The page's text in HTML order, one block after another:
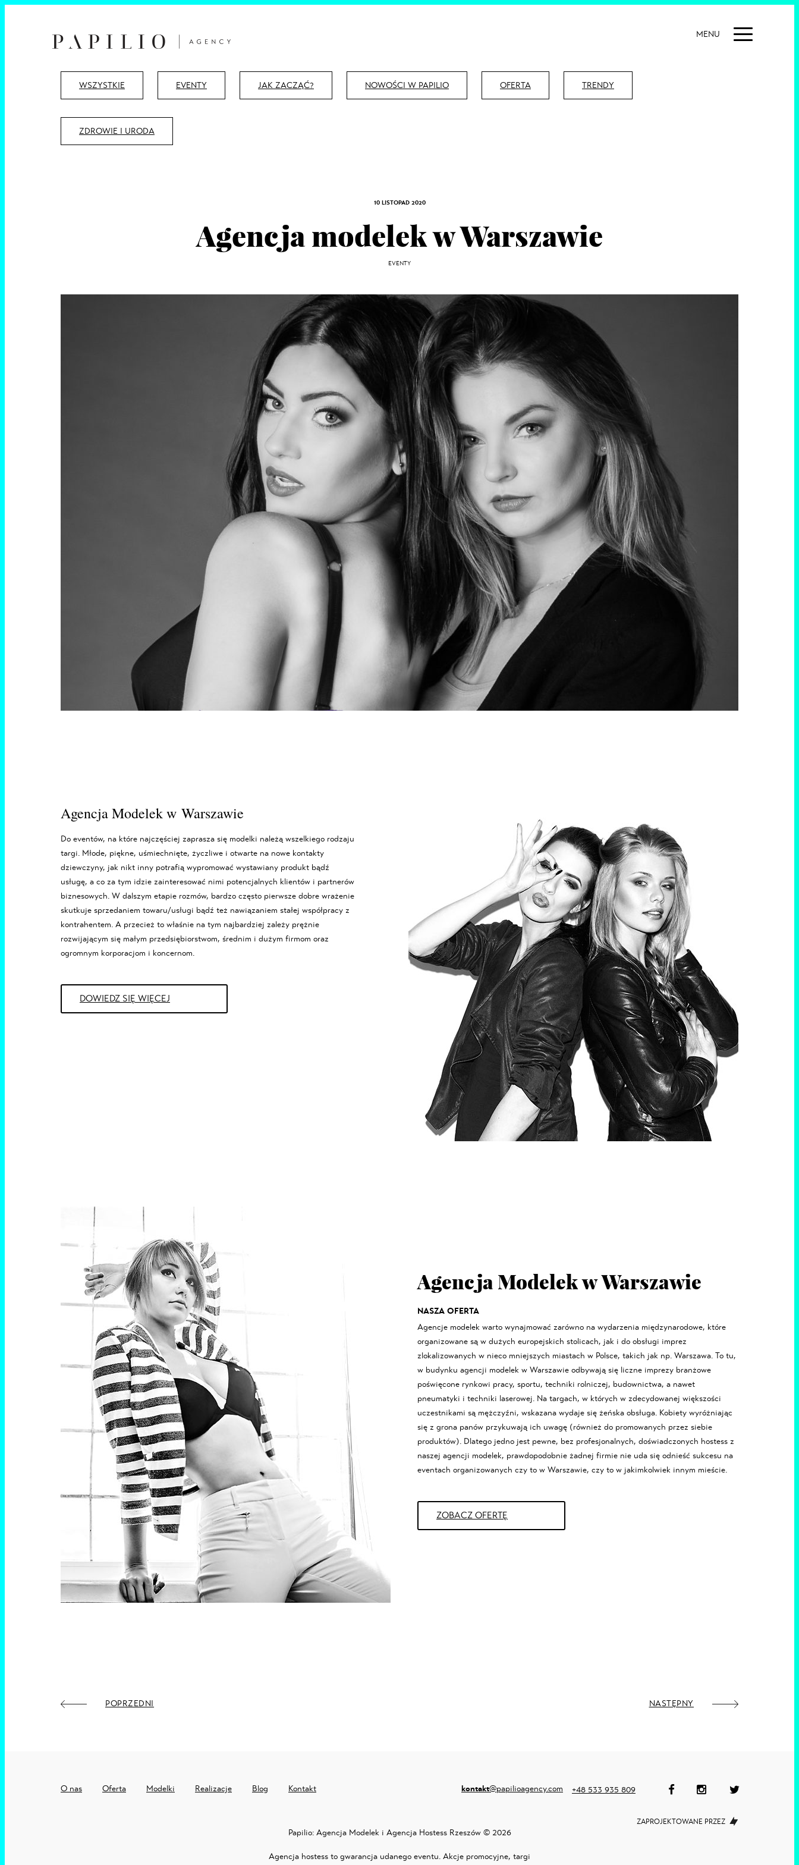
MENU
WSZYSTKIE EVENTY JAK ZACZĄĆ? NOWOŚCI W PAPILIO OFERTA TRENDY
ZDROWIE I URODA
10 LISTOPAD 2020
Agencja modelek w Warszawie
EVENTY
Agencja Modelek w Warszawie
Do eventów, na które najczęściej zaprasza się modelki należą wszelkiego rodzaju
targi. Młode, piękne, uśmiechnięte, życzliwe i otwarte na nowe kontakty
dziewczyny, jak nikt inny potrafią wypromować wystawiany produkt bądź
usługę, a co za tym idzie zainteresować nimi potencjalnych klientów i partnerów
biznesowych. W dalszym etapie rozmów, bardzo często pierwsze dobre wrażenie
skutkuje sprzedaniem towaru/usługi bądź też nawiązaniem stałej współpracy z
kontrahentem. A przecież to właśnie na tym najbardziej zależy prężnie
rozwijającym się małym przedsiębiorstwom, średnim i dużym firmom oraz
ogromnym korporacjom i koncernom.
DOWIEDZ SIĘ WIĘCEJ
Agencja Modelek w Warszawie
NASZA OFERTA
Agencje modelek warto wynajmować zarówno na wydarzenia międzynarodowe, które
organizowane są w dużych europejskich stolicach, jak i do obsługi imprez
zlokalizowanych w nieco mniejszych miastach w Polsce, takich jak np. Warszawa. To tu,
w budynku agencji modelek w Warszawie odbywają się liczne imprezy branżowe
poświęcone rynkowi pracy, sportu, techniki rolniczej, budownictwa, a nawet
pneumatyki i techniki laserowej. Na targach, w których w zdecydowanej większości
uczestnikami są mężczyźni, wskazana wydaje się żeńska obsługa. Kobiety wyróżniając
się z grona panów przykuwają ich uwagę (również do promowanych przez siebie
produktów). Dlatego jedno jest pewne, bez profesjonalnych, doświadczonych hostess z
naszej agencji modelek, prawdopodobnie żadnej firmie nie uda się odnieść sukcesu na
eventach organizowanych czy to w Warszawie, czy to w jakimkolwiek innym mieście.
ZOBACZ OFERTĘ
POPRZEDNI NASTĘPNY
O nas Oferta Modelki Realizacje Blog Kontakt +48 533 935 809
kontakt@papilioagency.com
ZAPROJEKTOWANE PRZEZ
Papilio: Agencja Modelek i Agencja Hostess Rzeszów© 2026
Agencja hostess to gwarancja udanego eventu. Akcje promocyjne, targi